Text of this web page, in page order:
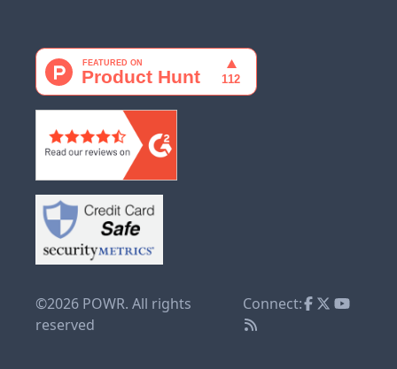
©2026 POWR. All rights
reserved
Connect: